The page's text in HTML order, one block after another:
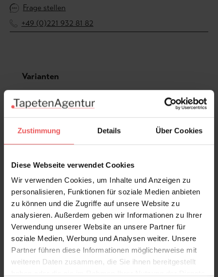
Zustimmung Details Über Cookies
Diese Webseite verwendet Cookies
Wir verwenden Cookies, um Inhalte und Anzeigen zu
personalisieren, Funktionen für soziale Medien anbieten
zu können und die Zugriffe auf unsere Website zu
analysieren. Außerdem geben wir Informationen zu Ihrer
Verwendung unserer Website an unsere Partner für
soziale Medien, Werbung und Analysen weiter. Unsere
Partner führen diese Informationen möglicherweise mit
weiteren Daten zusammen, die Sie ihnen bereitgestellt
Frage stellen
+49 (0)221 932 81 82
Produktgalerie überspringen
Varianten